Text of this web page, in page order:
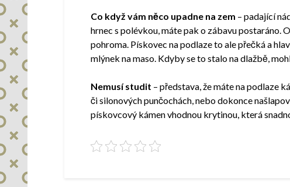
Co když vám něco upadne na zem – padající
hrnec s polévkou, máte pak o zábavu postaráno.
pohroma. Pískovec na podlaze to ale přečká a
mlýnek na maso. Kdyby se to stalo na dlažbě,
Nemusí studit – představa, že máte na podlaze
či silonových punčochách, nebo dokonce
pískovcový kámen vhodnou krytinou, která